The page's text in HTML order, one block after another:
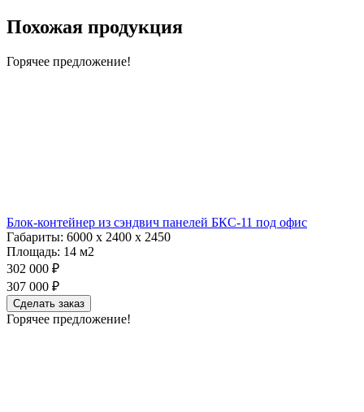
Похожая продукция
Горячее предложение!
Блок-контейнер из сэндвич панелей БКС-11 под офис
Габариты: 6000 х 2400 х 2450
Площадь: 14 м2
302 000 ₽
307 000 ₽
Сделать заказ
Горячее предложение!